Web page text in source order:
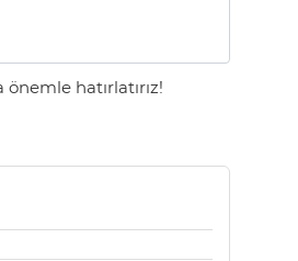
hatırlatırız!